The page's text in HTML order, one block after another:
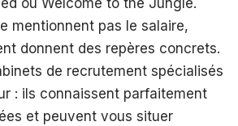
ou Welcome to the Jungle.
mentionnent pas le salaire,
donnent des repères concrets.
de recrutement spécialisés
: ils connaissent parfaitement
et peuvent vous situer